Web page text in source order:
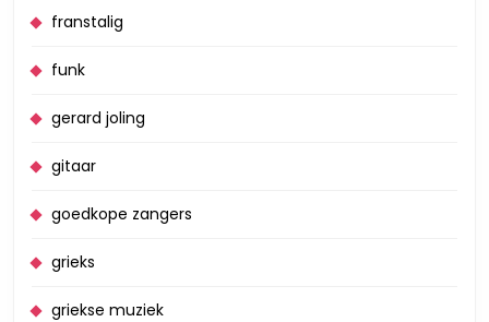
franstalig
funk
gerard joling
gitaar
goedkope zangers
grieks
griekse muziek